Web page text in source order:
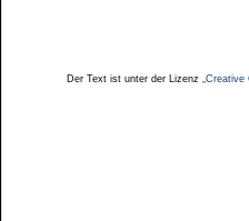
Der Text ist unter der Lizenz